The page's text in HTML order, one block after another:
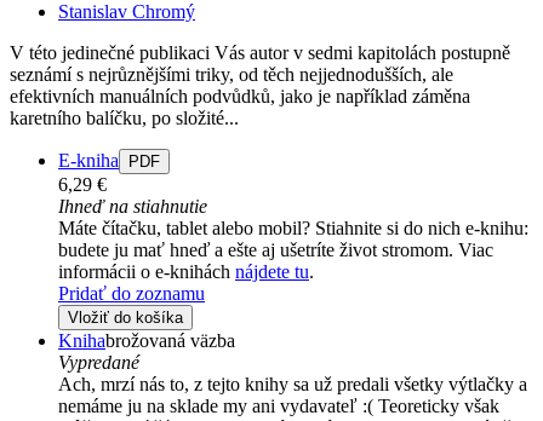
Stanislav Chromý
V této jedinečné publikaci Vás autor v sedmi kapitolách postupně
seznámí s nejrůznějšími triky, od těch nejjednodušších, ale
efektivních manuálních podvůdků, jako je například záměna
karetního balíčku, po složité...
E-kniha PDF
6,29 €
Ihneď na stiahnutie
Máte čítačku, tablet alebo mobil? Stiahnite si do nich e-knihu:
budete ju mať hneď a ešte aj ušetríte život stromom. Viac
informácii o e-knihách nájdete tu.
Pridať do zoznamu
Vložiť do košíka
Knihabrožovaná väzba
Vypredané
Ach, mrzí nás to, z tejto knihy sa už predali všetky výtlačky a
nemáme ju na sklade my ani vydavateľ :( Teoreticky však